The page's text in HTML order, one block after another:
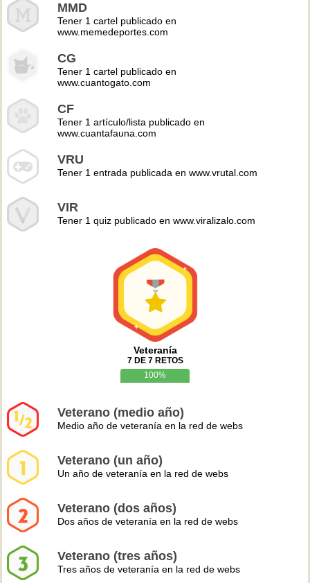
MMD
Tener 1 cartel publicado en
www.memedeportes.com
CG
Tener 1 cartel publicado en
www.cuantogato.com
CF
Tener 1 artículo/lista publicado en
www.cuantafauna.com
VRU
Tener 1 entrada publicada en www.vrutal.com
VIR
Tener 1 quiz publicado en www.viralizalo.com
Veteranía
7 DE 7 RETOS
100%
Veterano (medio año)
Medio año de veteranía en la red de webs
Veterano (un año)
Un año de veteranía en la red de webs
Veterano (dos años)
Dos años de veteranía en la red de webs
Veterano (tres años)
Tres años de veteranía en la red de webs